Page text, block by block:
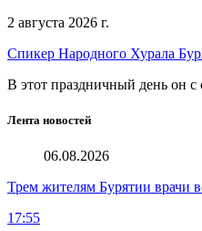
2 августа 2026 г.
Спикер Народного Хурала
В этот праздничный день он с
Лента новостей
06.08.2026
Трем жителям Бурятии врачи
17:55